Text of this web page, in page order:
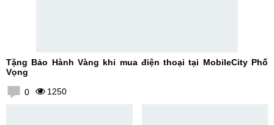
Tặng Bảo Hành Vàng khi mua điện thoại tại MobileCity Phố
Vọng
0 1250